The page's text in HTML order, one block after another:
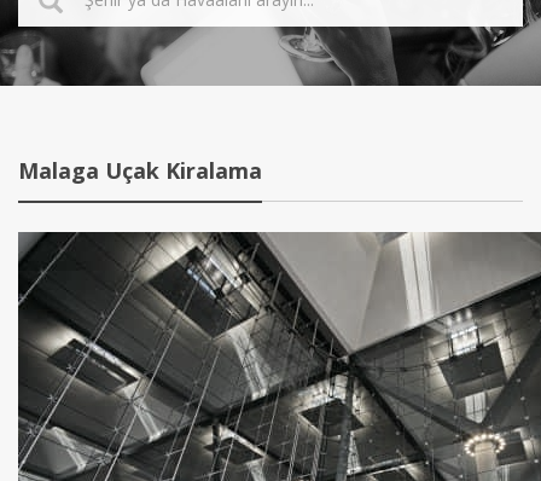
Malaga Uçak Kiralama